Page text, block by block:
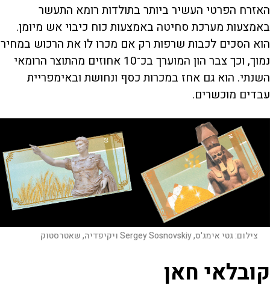
האזרח הפרטי העשיר ביותר בתולדות רומא התעשר
באמצעות מערכת סחיטה באמצעות כוח כיבוי אש מיומן.
הוא הסכים לכבות שרפות רק אם מכרו לו את הרכוש במחיר
נמוך, וכך צבר הון המוערך בכ־10 אחוזים מהתוצר הרומאי
השנתי. הוא גם אחז במכרות כסף ונחושת ובאימפריית
עבדים מוכשרים.
צילום:גטי אימג'ס, Sergey Sosnovskiy ויקיפדיה, שאטרסטוק
קובלאי חאן